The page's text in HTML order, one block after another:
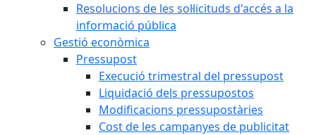
Resolucions de les sol·licituds d'accés a la
informació pública
Gestió econòmica
Pressupost
Execució trimestral del pressupost
Liquidació dels pressupostos
Modificacions pressupostàries
Cost de les campanyes de publicitat